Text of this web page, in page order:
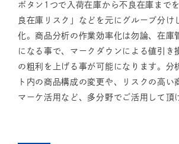
ボタン1つで入荷在庫から不良在庫まで
良在庫リスク」などを元にグループ分け
化。商品分析の作業効率化は勿論、在庫
になる事で、マークダウンによる値引き
の粗利を上げる事が可能になります。分
ト内の商品構成の変更や、リスクの高い
マーケ活用など、多分野でご活用して頂